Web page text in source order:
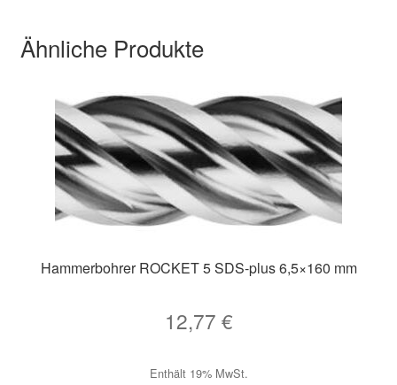
Ähnliche Produkte
Hammerbohrer ROCKET 5 SDS-plus 6,5×160 mm
12,77 €
Enthält 19% MwSt.